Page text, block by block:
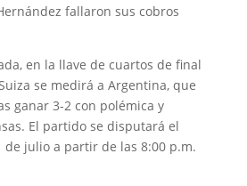
fallaron sus cobros
en la llave de cuartos de final
se medirá a Argentina, que
ganar 3-2 con polémica y
El partido se disputará el
de julio a partir de las 8:00 p.m.